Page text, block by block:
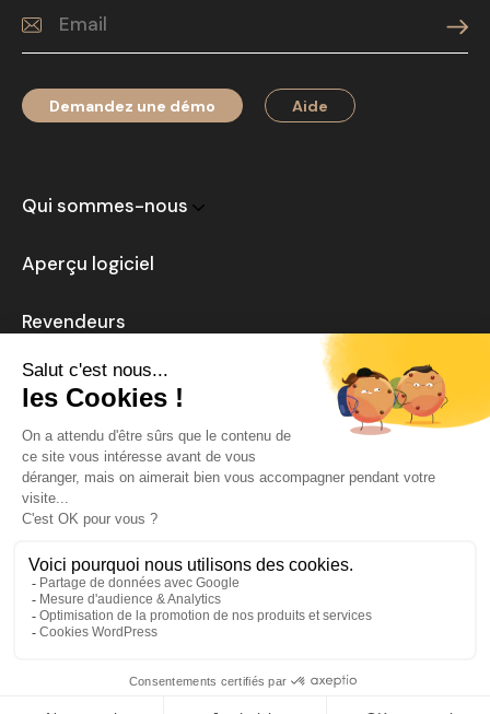
Demandez une démo Aide
Qui sommes-nous
Aperçu logiciel
Revendeurs
Actualités
Carrière
Mentions légales
Politique de confidentialité
Aide